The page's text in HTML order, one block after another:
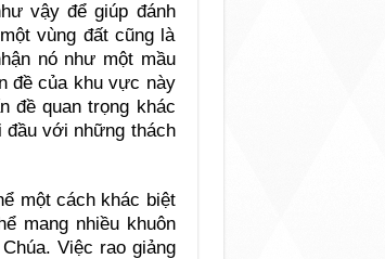
vậy để giúp đánh
vùng đất cũng là
nó như một mầu
đề của khu vực này
đề quan trọng khác
với những thách
một cách khác biệt
mang nhiều khuôn
Việc rao giảng